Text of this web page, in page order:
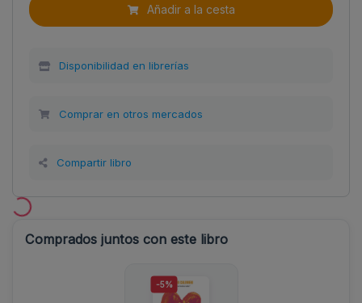
Añadir a la cesta
Disponibilidad en librerías
Comprar en otros mercados
Compartir libro
Comprados juntos con este libro
-5%